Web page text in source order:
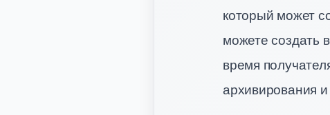
который может
можете создать
время
архивирования